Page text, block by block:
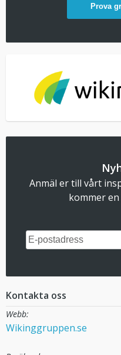
Prova
Anmäl er till vårt
kommer
Kontakta oss
Webb:
Wikinggruppen.se